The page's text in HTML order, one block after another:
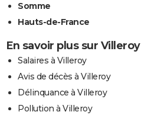
Somme
Hauts-de-France
En savoir plus sur Villeroy
Salaires à Villeroy
Avis de décès à Villeroy
Délinquance à Villeroy
Pollution à Villeroy